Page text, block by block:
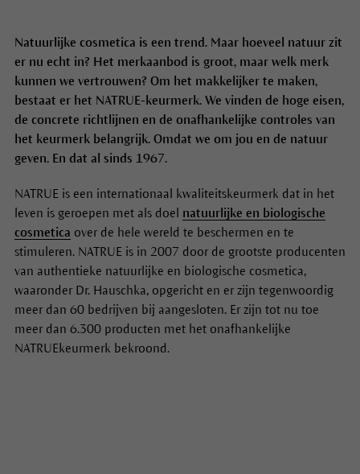
Natuurlijke cosmetica is een trend. Maar hoeveel natuur zit
er nu echt in? Het merkaanbod is groot, maar welk merk
kunnen we vertrouwen? Om het makkelijker te maken,
bestaat er het NATRUE-keurmerk. We vinden de hoge eisen,
de concrete richtlijnen en de onafhankelijke controles van
het keurmerk belangrijk. Omdat we om jou en de natuur
geven. En dat al sinds 1967.
NATRUE is een internationaal kwaliteitskeurmerk dat in het
leven is geroepen met als doel natuurlijke en biologische
cosmetica over de hele wereld te beschermen en te
stimuleren. NATRUE is in 2007 door de grootste producenten
van authentieke natuurlijke en biologische cosmetica,
waaronder Dr. Hauschka, opgericht en er zijn tegenwoordig
meer dan 60 bedrijven bij aangesloten. Er zijn tot nu toe
meer dan 6.300 producten met het onafhankelijke
NATRUEkeurmerk bekroond.